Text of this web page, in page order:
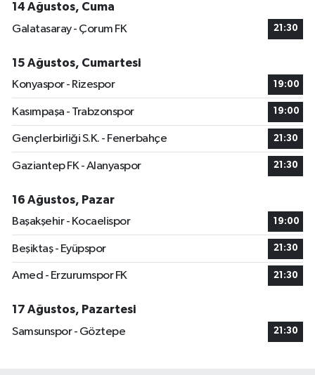
14 Ağustos, Cuma
Galatasaray - Çorum FK
21:30
15 Ağustos, Cumartesi
Konyaspor - Rizespor
19:00
Kasımpaşa - Trabzonspor 19:00
Gençlerbirliği S.K. - Fenerbahçe 21:30
Gaziantep FK - Alanyaspor 21:30
16 Ağustos, Pazar
Başakşehir - Kocaelispor
19:00
Beşiktaş - Eyüpspor 21:30
Amed - Erzurumspor FK 21:30
17 Ağustos, Pazartesi
Samsunspor - Göztepe
21:30